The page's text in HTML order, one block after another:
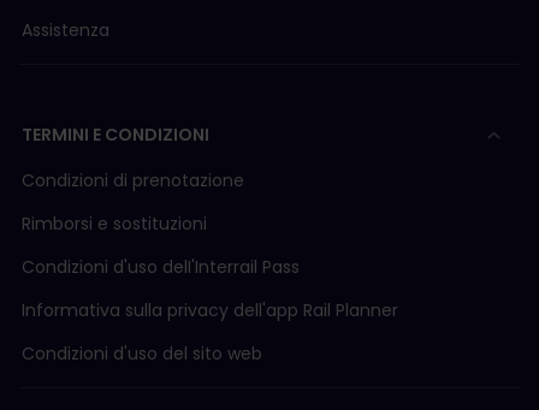
Assistenza
TERMINI E CONDIZIONI
Condizioni di prenotazione
Rimborsi e sostituzioni
Condizioni d'uso delI'Interrail Pass
Informativa sulla privacy dell'app Rail Planner
Condizioni d'uso del sito web